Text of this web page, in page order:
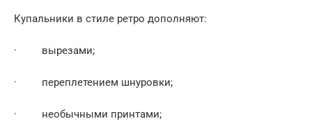
Купальники в стиле ретро дополняют:
· вырезами;
· переплетением шнуровки;
· необычными принтами;